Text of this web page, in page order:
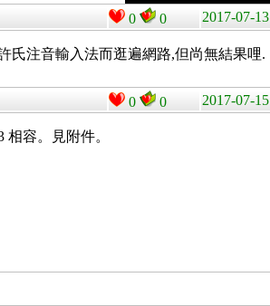
0 0 2017-07-13
氏注音輸入法而逛遍網路,但尚無結果哩.
0 0 2017-07-15
相容。見附件。